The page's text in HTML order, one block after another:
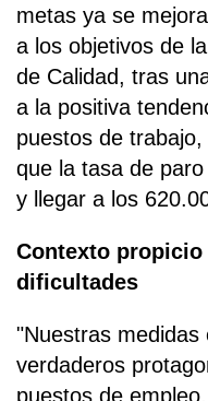
metas ya se
a los objetivos de
de Calidad, tras
a la positiva
puestos de
que la tasa de
y llegar a los
Contexto
dificultades
"Nuestras medidas
verdaderos
puestos de